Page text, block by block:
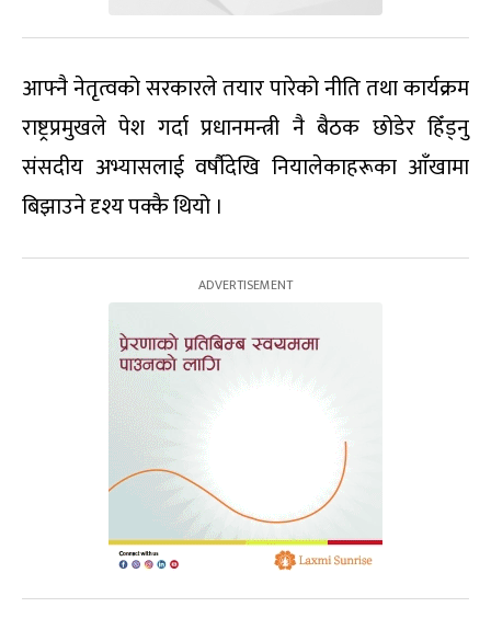
आफ्नै नेतृत्वको सरकारले तयार पारेको नीति तथा कार्यक्रम
राष्ट्रप्रमुखले पेश गर्दा प्रधानमन्त्री नै बैठक छोडेर हिँड्नु
संसदीय अभ्यासलाई वर्षौदेखि नियालेकाहरूका आँखामा
बिझाउने दृश्य पक्कै थियो ।